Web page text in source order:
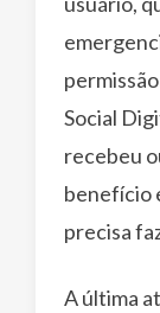
Social
recebeu
benefício
precisa
A última